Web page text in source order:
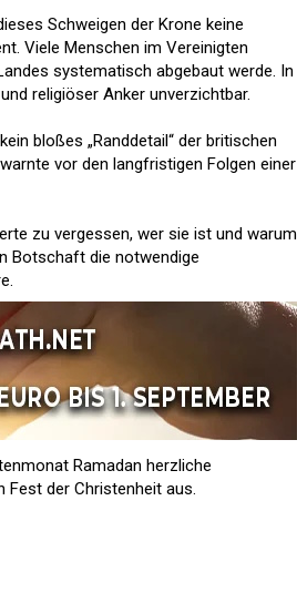
Schweigen der Krone keine
Viele Menschen im Vereinigten
systematisch abgebaut werde. In
religiöser Anker unverzichtbar.
bloßes „Randdetail“ der britischen
vor den langfristigen Folgen einer
zu vergessen, wer sie ist und warum
Botschaft die notwendige
Ramadan herzliche
der Christenheit aus.